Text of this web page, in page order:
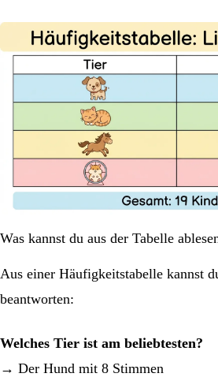
Was kannst du aus der Tabelle
Aus einer Häufigkeitstabelle kannst
beantworten:
Welches Tier ist am beliebtesten?
→ Der Hund mit 8 Stimmen